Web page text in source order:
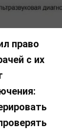
право
с их